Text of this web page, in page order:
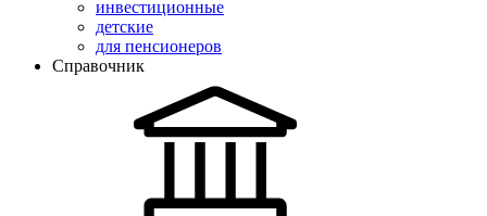
инвестиционные
детские
для пенсионеров
Справочник